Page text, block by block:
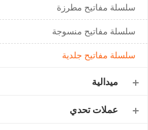
سلسلة مفاتيح مطرزة
سلسلة مفاتيح منسوجة
سلسلة مفاتيح جلدية
ميدالية
عملات تحدي